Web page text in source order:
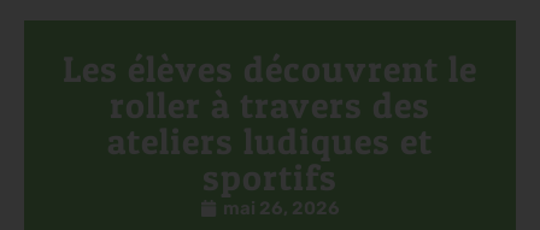
Les élèves découvrent le
roller à travers des
ateliers ludiques et
sportifs
mai 26, 2026